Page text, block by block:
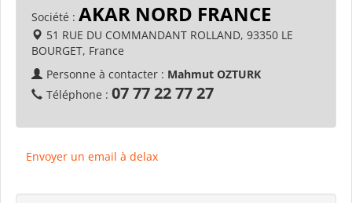
Société : AKAR NORD FRANCE
51 RUE DU COMMANDANT ROLLAND, 93350 LE
BOURGET, France
Personne à contacter : Mahmut OZTURK
Téléphone : 07 77 22 77 27
Envoyer un email à delax